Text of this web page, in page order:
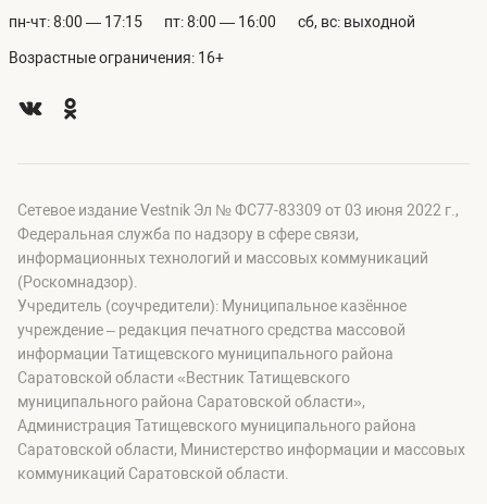
пн-чт: 8:00 — 17:15 пт: 8:00 — 16:00 сб, вс: выходной
Возрастные ограничения: 16+
Сетевое издание Vestnik Эл № ФС77-83309 от 03 июня 2022 г.,
Федеральная служба по надзору в сфере связи,
информационных технологий и массовых коммуникаций
(Роскомнадзор).
Учредитель (соучредители): Муниципальное казённое
учреждение – редакция печатного средства массовой
информации Татищевского муниципального района
Саратовской области «Вестник Татищевского
муниципального района Саратовской области»,
Администрация Татищевского муниципального района
Саратовской области, Министерство информации и массовых
коммуникаций Саратовской области.